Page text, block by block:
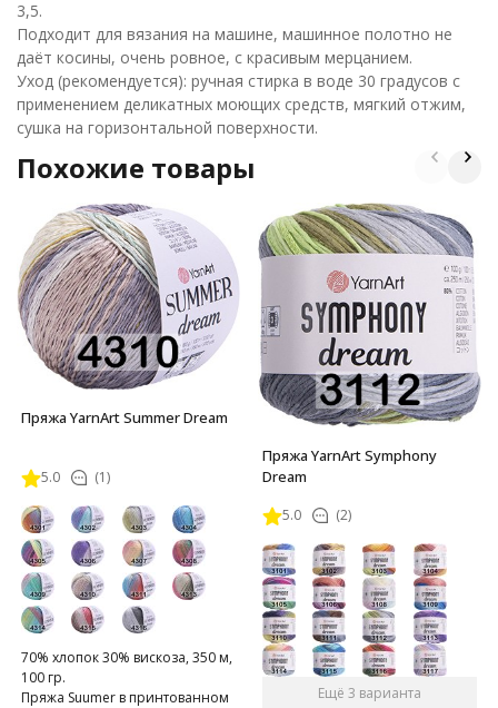
3,5.
Подходит для вязания на машине, машинное полотно не
даёт косины, очень ровное, с красивым мерцанием.
Уход (рекомендуется): ручная стирка в воде 30 градусов с
применением деликатных моющих средств, мягкий отжим,
сушка на горизонтальной поверхности.
Похожие товары
Пряжа YarnArt Summer Dream
5.0 (1)
70% хлопок 30% вискоза, 350 м,
100 гр.
Пряжа Suumer в принтованном
Пряжа YarnArt Symphony
Dream
5.0 (2)
Ещё 3 варианта